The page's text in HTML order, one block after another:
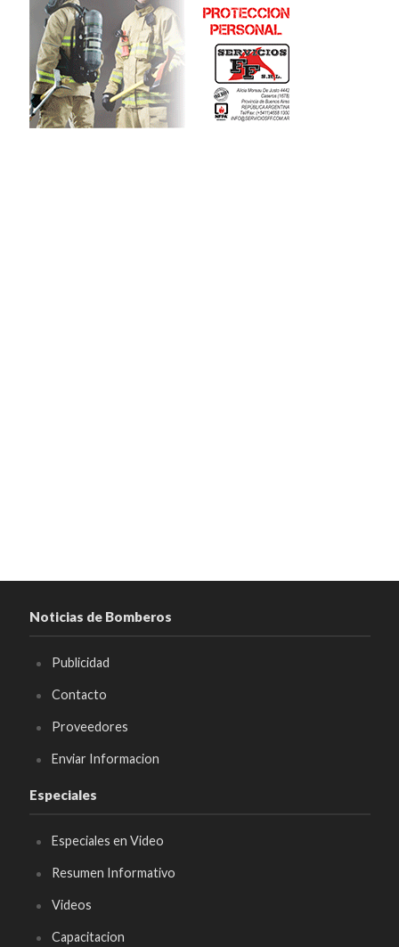
Noticias de Bomberos
Publicidad
Contacto
Proveedores
Enviar Informacion
Especiales
Especiales en Video
Resumen Informativo
Videos
Capacitacion